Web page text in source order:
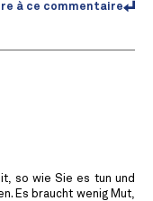
à ce commentaire
so wie Sie es tun und
Es braucht wenig Mut,